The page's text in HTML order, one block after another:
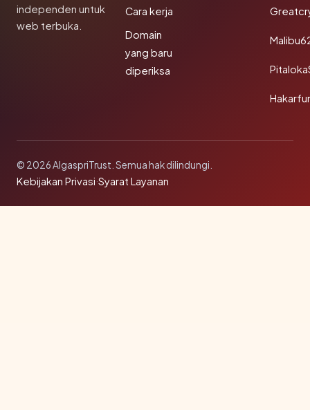
independen untuk
web terbuka.
Cara kerja
Domain
yang baru
diperiksa
© 2026 AlgaspriTrust. Semua hak dilindungi.
Kebijakan Privasi·Syarat Layanan